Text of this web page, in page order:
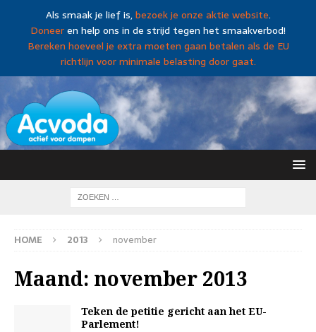
Als smaak je lief is,bezoek je onze aktie website.
Doneeren help ons in de strijd tegen het smaakverbod!
Bereken hoeveel je extra moeten gaan betalen als de EU
richtlijn voor minimale belasting door gaat.
HOME 2013 november
Maand: november 2013
Teken de petitie gericht aan het EU-
Parlement!